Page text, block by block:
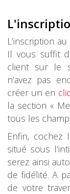
L’inscription
Il vous suffit
client sur le
n’avez pas
créer un en
la section «
tous les
Enfin,
situé sous
serez ainsi
de fidélité. A
de votre